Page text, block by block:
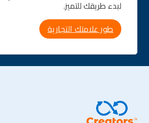
لبدء طريقك للتميز.
طور علامتك التجارية